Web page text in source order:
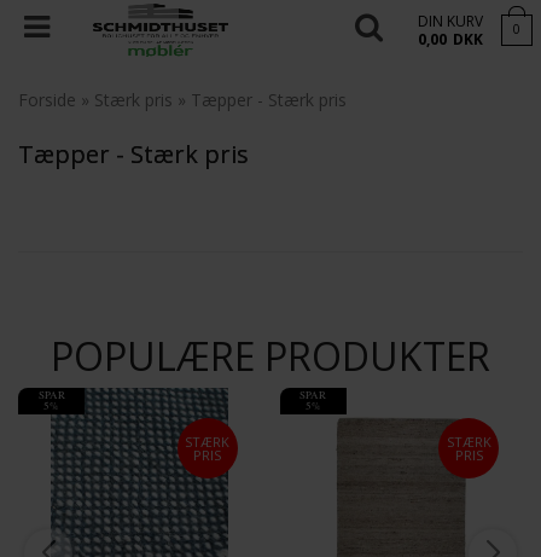
DIN KURV
0,00 DKK 0
Forside » Stærk pris » Tæpper - Stærk pris
Tæpper - Stærk pris
POPULÆRE PRODUKTER
SPAR
5%
STÆRK
PRIS
SPAR
5%
STÆRK
PRIS